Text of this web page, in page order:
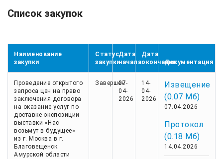
Список закупок
Наименование
закупки
Статус
закупки
Дата
начала
Дата
окончанияДокументация
Проведение открытого
запроса цен на право
заключения договора
на оказание услуг по
доставке экспозиции
выставки «Нас
возьмут в будущее»
из г. Москва в г.
Благовещенск
Амурской области
Завершен
07-
04-
2026
14-
04-
2026
Извещение
(0.07 Мб)
07.04.2026
Протокол
(0.18 Мб)
14.04.2026